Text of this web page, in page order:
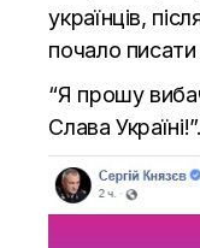
українців,
почало
“Я прошу
Слава Україні!”.